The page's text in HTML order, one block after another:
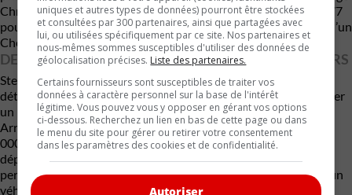
Chrysler éclairé. Selon Fiat, les Grizzly mesureront moins de 177
pouces de longueur, ce qui les rendra légèrement plus petits qu’un
Chevrolet Trax.
DES PRIX AGRESSIFS POUR SÉDUIRE LES ACHETEURS
Stellantis semble avoir compris que le prix sera un facteur
déterminant pour le succès de Chrysler. L’Airflow devrait afficher
un prix de départ inférieur à 40 000 $ US, tandis que les futurs
Arrow et Arrow Cross pourraient débuter sous la barre des 30
000 $ US. Dans un marché où le prix moyen d’un véhicule neuf
dépasse désormais 50 000 $ US, cette stratégie pourrait
permettre à Chrysler de séduire une clientèle à la recherche d’un
véhicule moderne, bien équipé et plus abordable.
uniques et autres types de données) pourront être stockées
et consultées par 300 partenaires, ainsi que partagées avec
lui, ou utilisées spécifiquement par ce site. Nos partenaires et
nous-mêmes sommes susceptibles d'utiliser des données de
géolocalisation précises. Liste des partenaires.
Certains fournisseurs sont susceptibles de traiter vos
données à caractère personnel sur la base de l'intérêt
légitime. Vous pouvez vous y opposer en gérant vos options
ci-dessous. Recherchez un lien en bas de cette page ou dans
le menu du site pour gérer ou retirer votre consentement
dans les paramètres des cookies et de confidentialité.
Autoriser